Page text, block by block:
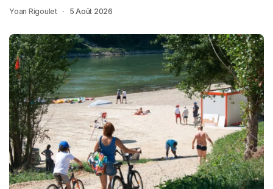
Yoan Rigoulet 5 Août 2026